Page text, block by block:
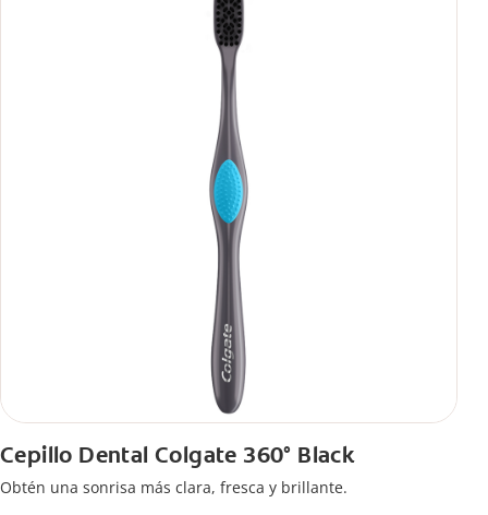
Cepillo Dental Colgate 360° Black
Obtén una sonrisa más clara, fresca y brillante.